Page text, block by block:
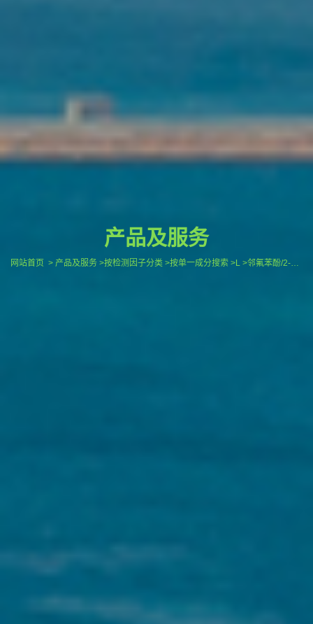
产品及服务
网站首页 > 产品及服务 >按检测因子分类 >按单一成分搜索 >L >邻氟苯酚/2-氟苯酚